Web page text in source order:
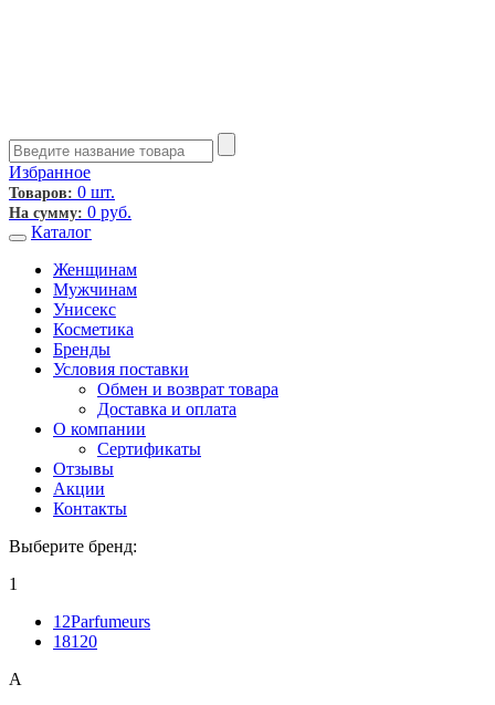
Избранное
Товаров: 0 шт.
На сумму: 0 руб.
Каталог
Женщинам
Мужчинам
Унисекс
Косметика
Бренды
Условия поставки
Обмен и возврат товара
Доставка и оплата
О компании
Сертификаты
Отзывы
Акции
Контакты
Выберите бренд:
1
12Parfumeurs
18120
A